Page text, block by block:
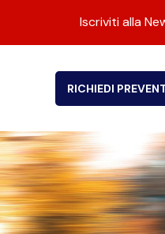
Iscriviti alla
RICHIEDI